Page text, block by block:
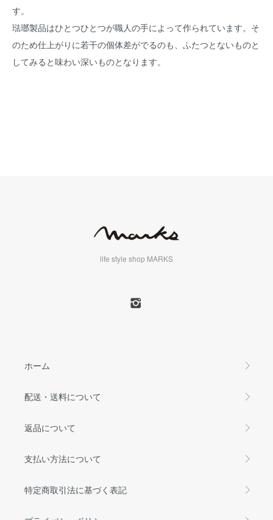
す。
琺瑯製品はひとつひとつが職人の手によって作られています。そ
のため仕上がりに若干の個体差がでるのも、ふたつとないものと
してみると味わい深いものとなります。
life style shop MARKS
ホーム
配送・送料について
返品について
支払い方法について
特定商取引法に基づく表記